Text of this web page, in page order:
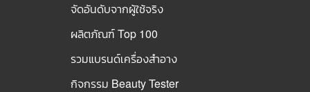
จัดอันดับจากผู้ใช้จริง
ผลิตภัณฑ์ Top 100
รวมแบรนด์เครื่องสำอาง
กิจกรรม Beauty Tester